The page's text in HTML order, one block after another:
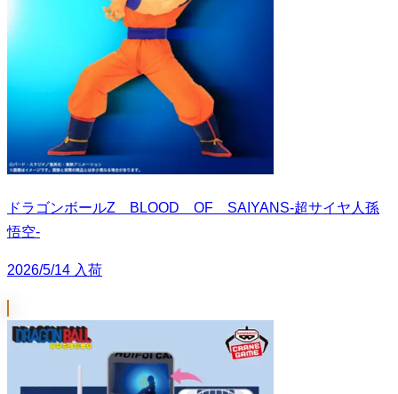
ドラゴンボールZ BLOOD OF SAIYANS-超サイヤ人孫
悟空-
2026/5/14 入荷